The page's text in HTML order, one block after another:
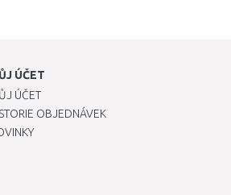
ÚČET
ÚČET
OBJEDNÁVEK